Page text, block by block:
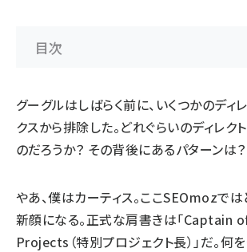
目次
グーグルはしばらく前に、いくつかのディ
クスから排除した。どれぐらいのディレク
のだろうか？ その背後にあるパターンは？
やあ、僕はカーティス。ここSEOmozで
新顔になる。正式な肩書きは「Captain
Projects（特別プロジェクト長）」だ。何